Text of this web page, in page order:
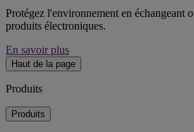
Protégez l'environnement en échangeant
produits électroniques.
En savoir plus
Haut de la page
Produits
Produits